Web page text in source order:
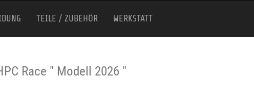
TEILE / ZUBEHÖR WERKSTATT
Race " Modell 2026 "